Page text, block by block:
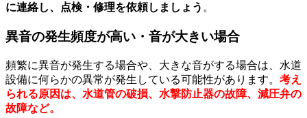
に連絡し、点検・修理を依頼しましょう 。
異音の発生頻度が高い・音が大きい場合
頻繁に異音が発生する場合や、大きな音がする場合は、水道
設備に何らかの異常が発生している可能性があります。 考え
られる原因は、水道管の破損、水撃防止器の故障、減圧弁の
故障など。